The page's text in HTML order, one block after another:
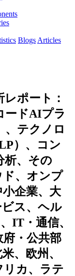
Blogs Articles
ポート：
ードAIプラ
、テクノロ
）、コン
析、その
ド、オンプ
企業、大
ス、ヘル
IT・通信、
・公共部
、欧州、
リカ、ラテ